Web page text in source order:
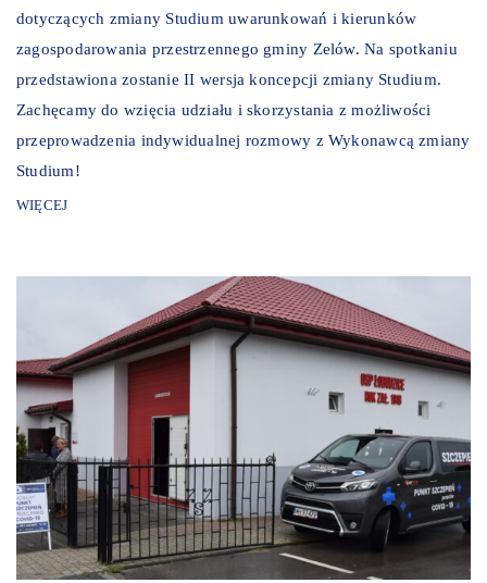
dotyczących zmiany Studium uwarunkowań i kierunków
zagospodarowania przestrzennego gminy Zelów. Na spotkaniu
przedstawiona zostanie II wersja koncepcji zmiany Studium.
Zachęcamy do wzięcia udziału i skorzystania z możliwości
przeprowadzenia indywidualnej rozmowy z Wykonawcą zmiany
Studium!
WIĘCEJ